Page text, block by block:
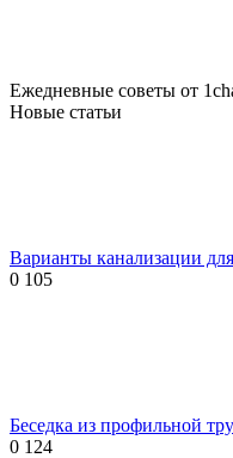
Ежедневные советы от
Новые статьи
Варианты канализации
0 105
Беседка из профильной
0 124